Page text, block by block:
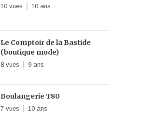
10 vues 10 ans
Le Comptoir de la Bastide
(boutique mode)
8 vues 9 ans
Boulangerie T80
7 vues 10 ans